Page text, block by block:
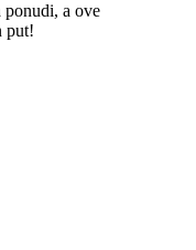
ponudi, a ove
put!